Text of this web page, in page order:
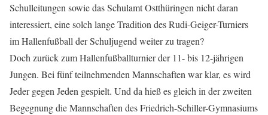
Schulleitungen sowie das Schulamt Ostthüringen nicht daran
interessiert, eine solch lange Tradition des Rudi-Geiger-Turniers
im Hallenfußball der Schuljugend weiter zu tragen?
Doch zurück zum Hallenfußballturnier der 11- bis 12-jährigen
Jungen. Bei fünf teilnehmenden Mannschaften war klar, es wird
Jeder gegen Jeden gespielt. Und da hieß es gleich in der zweiten
Begegnung die Mannschaften des Friedrich-Schiller-Gymnasiums